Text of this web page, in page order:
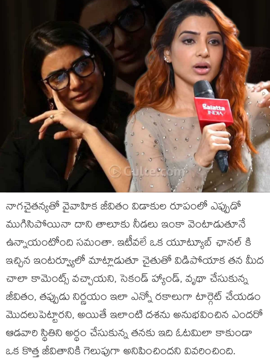
నాగచైతన్యతో వైవాహిక జీవితం విడాకుల రూపంలో ఎప్పుడో
ముగిసిపోయినా దాని తాలూకు నీడలు ఇంకా వెంటాడుతూనే
ఉన్నాయంటోంది సమంతా. ఇటీవలే ఒక యూట్యూబ్ ఛానల్ కి
ఇచ్చిన ఇంటర్వ్యూలో మాట్లాడుతూ చైతుతో విడిపోయాక తన మీద
చాలా కామెంట్స్ వచ్చాయని, సెకండ్ హ్యాండ్, వృథా చేసుకున్న
జీవితం, తప్పుడు నిర్ణయం ఇలా ఎన్నో రకాలుగా టార్గెట్ చేయడం
మొదలుపెట్టారని, అయితే ఇలాంటి దశను అనుభవించిన ఎందరో
ఆడవారి స్థితిని అర్థం చేసుకున్న తనకు ఇది ఓటమిలా కాకుండా
ఒక కొత్త జీవితానికి గెలుపుగా అనిపించిందని వివరించింది.